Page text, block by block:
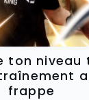
ton niveau
frappe